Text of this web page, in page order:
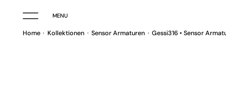
MENU
Home Kollektionen Sensor Armaturen Gessi316 • Sensor